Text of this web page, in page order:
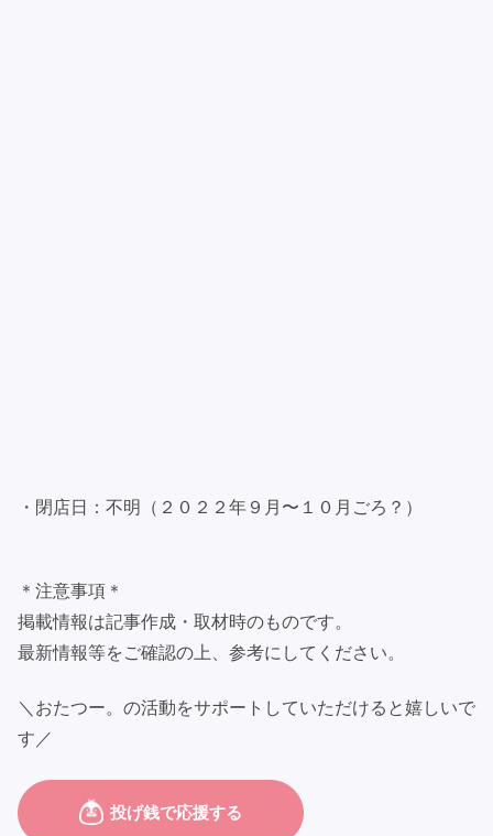
・閉店日：不明（２０２２年９月〜１０月ごろ？）
＊注意事項＊
掲載情報は記事作成・取材時のものです。
最新情報等をご確認の上、参考にしてください。
＼おたつー。の活動をサポートしていただけると嬉しいで
す／